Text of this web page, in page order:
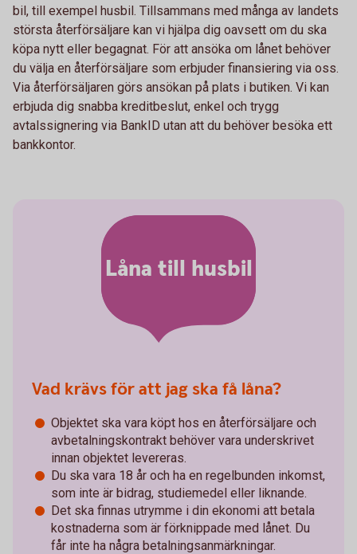
bil, till exempel husbil. Tillsammans med många av landets
största återförsäljare kan vi hjälpa dig oavsett om du ska
köpa nytt eller begagnat. För att ansöka om lånet behöver
du välja en återförsäljare som erbjuder finansiering via oss.
Via återförsäljaren görs ansökan på plats i butiken. Vi kan
erbjuda dig snabba kreditbeslut, enkel och trygg
avtalssignering via BankID utan att du behöver besöka ett
bankkontor.
Vad krävs för att jag ska få låna?
Objektet ska vara köpt hos en återförsäljare och
avbetalningskontrakt behöver vara underskrivet
innan objektet levereras.
Du ska vara 18 år och ha en regelbunden inkomst,
som inte är bidrag, studiemedel eller liknande.
Det ska finnas utrymme i din ekonomi att betala
kostnaderna som är förknippade med lånet. Du
får inte ha några betalningsanmärkningar.
Låna till husbil